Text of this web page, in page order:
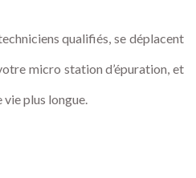
qualifiés, se déplacent
micro station d’épuration, et
vie plus longue.